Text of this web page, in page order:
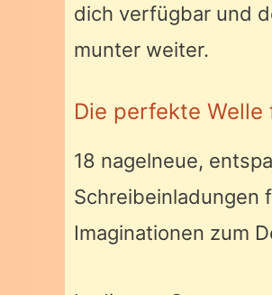
dich verfügbar und
munter weiter.
Die perfekte Welle
18 nagelneue,
Schreibeinladungen
Imaginationen zum